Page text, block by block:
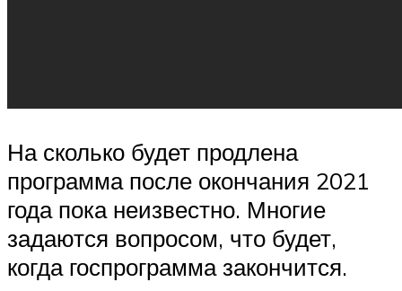
На сколько будет продлена
программа после окончания 2021
года пока неизвестно. Многие
задаются вопросом, что будет,
когда госпрограмма закончится.